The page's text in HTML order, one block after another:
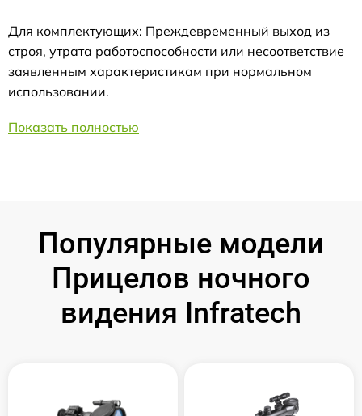
Для комплектующих: Преждевременный выход из
строя, утрата работоспособности или несоответствие
заявленным характеристикам при нормальном
использовании.
Показать полностью
Популярные модели
Прицелов ночного
видения Infratech